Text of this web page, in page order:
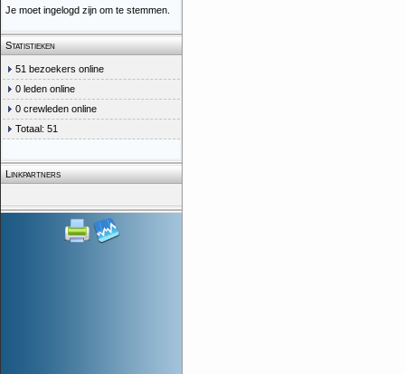
Je moet ingelogd zijn om te stemmen.
Statistieken
51 bezoekers online
0 leden online
0 crewleden online
Totaal: 51
Linkpartners